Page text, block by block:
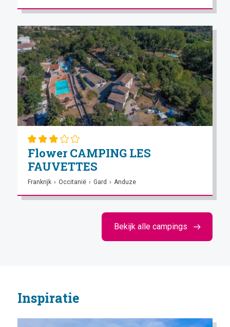
Flower CAMPING LES
FAUVETTES
Frankrijk › Occitanië › Gard › Anduze
Bekijk alle campings
Inspiratie